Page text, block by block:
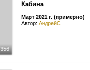
356
Кабина
Март 2021 г. (примерно)
Автор: АндрейС